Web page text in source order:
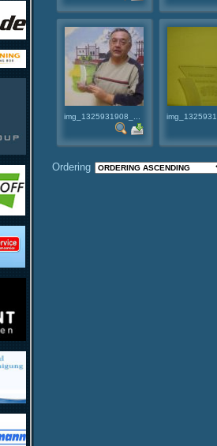
img_1325931908_...
Ordering